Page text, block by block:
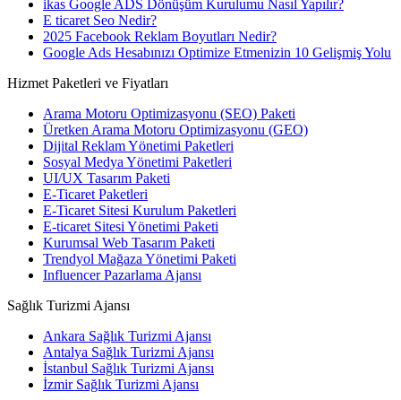
ikas Google ADS Dönüşüm Kurulumu Nasıl Yapılır?
E ticaret Seo Nedir?
2025 Facebook Reklam Boyutları Nedir?
Google Ads Hesabınızı Optimize Etmenizin 10 Gelişmiş Yolu
Hizmet Paketleri ve Fiyatları
Arama Motoru Optimizasyonu (SEO) Paketi
Üretken Arama Motoru Optimizasyonu (GEO)
Dijital Reklam Yönetimi Paketleri
Sosyal Medya Yönetimi Paketleri
UI/UX Tasarım Paketi
E-Ticaret Paketleri
E-Ticaret Sitesi Kurulum Paketleri
E-ticaret Sitesi Yönetimi Paketi
Kurumsal Web Tasarım Paketi
Trendyol Mağaza Yönetimi Paketi
Influencer Pazarlama Ajansı
Sağlık Turizmi Ajansı
Ankara Sağlık Turizmi Ajansı
Antalya Sağlık Turizmi Ajansı
İstanbul Sağlık Turizmi Ajansı
İzmir Sağlık Turizmi Ajansı